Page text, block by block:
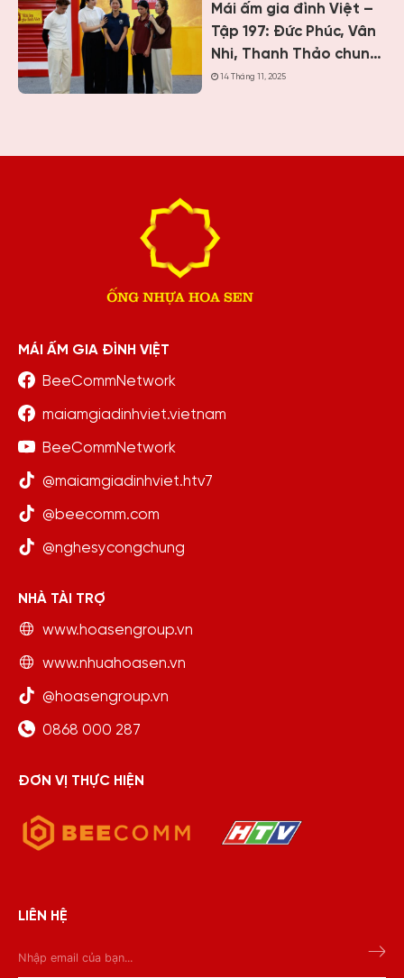
Mái ấm gia đình Việt –
Tập 197: Đức Phúc, Vân
Nhi, Thanh Thảo chung
tay giúp hai cô bé có
14 Tháng 11, 2025
MÁI ẤM GIA ĐÌNH VIỆT
BeeCommNetwork
maiamgiadinhviet.vietnam
BeeCommNetwork
@maiamgiadinhviet.htv7
@beecomm.com
@nghesycongchung
NHÀ TÀI TRỢ
www.hoasengroup.vn
www.nhuahoasen.vn
@hoasengroup.vn
0868 000 287
ĐƠN VỊ THỰC HIỆN
LIÊN HỆ